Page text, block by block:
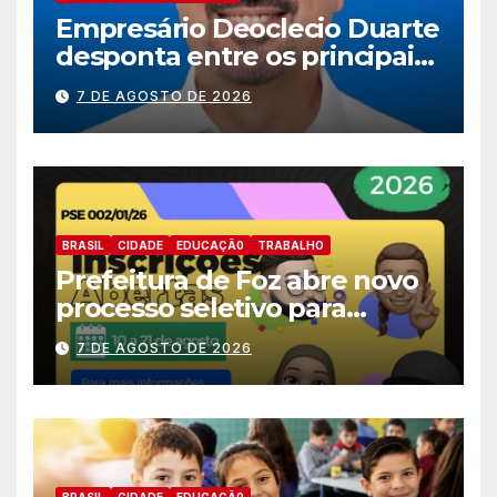
Empresário Deoclecio Duarte
desponta entre os principais
nomes do União Brasil para
deputado estadual
7 DE AGOSTO DE 2026
BRASIL CIDADE EDUCAÇÃ0 TRABALHO
Prefeitura de Foz abre novo
processo seletivo para
estagiários
7 DE AGOSTO DE 2026